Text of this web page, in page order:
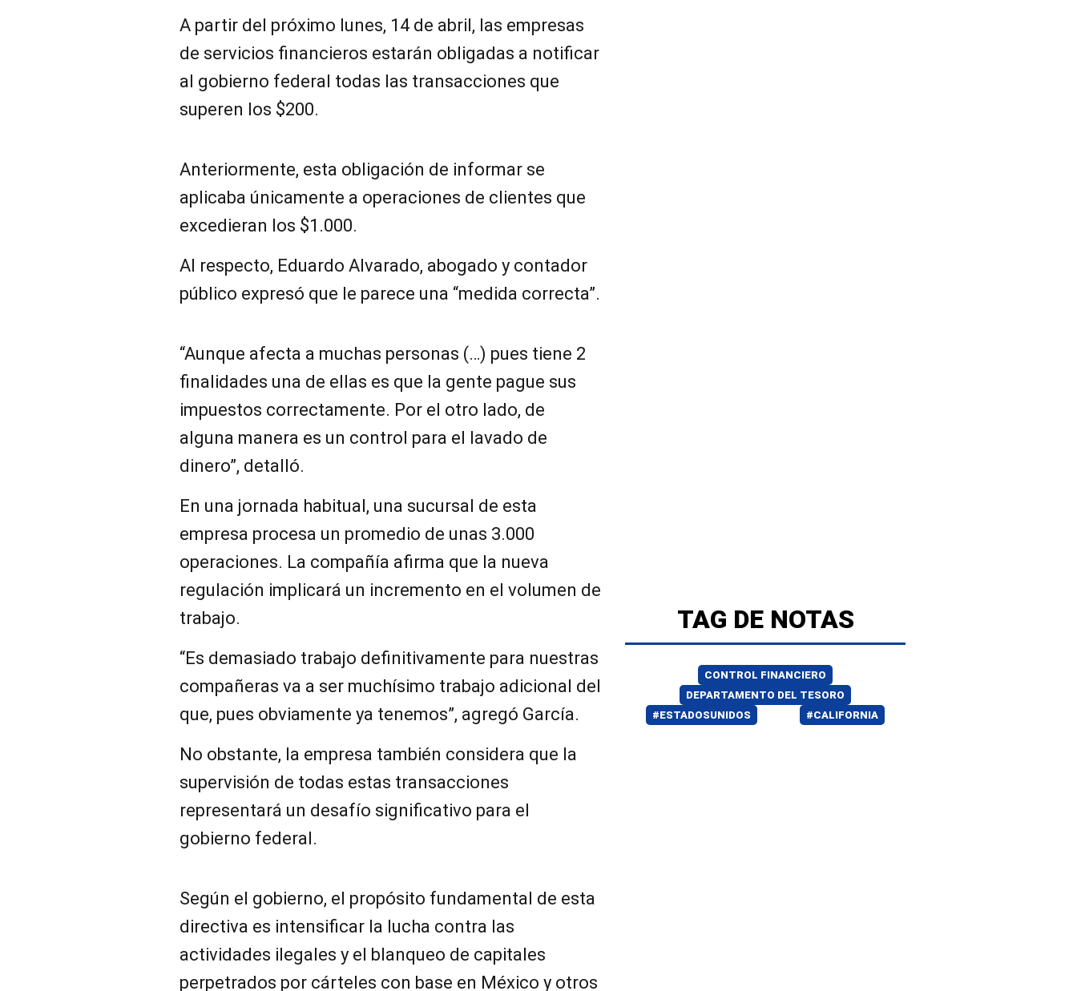
A partir del próximo lunes, 14 de abril, las empresas
de servicios financieros estarán obligadas a notificar
al gobierno federal todas las transacciones que
superen los $200.
Anteriormente, esta obligación de informar se
aplicaba únicamente a operaciones de clientes que
excedieran los $1.000.
Al respecto, Eduardo Alvarado, abogado y contador
público expresó que le parece una “medida correcta”.
“Aunque afecta a muchas personas (…) pues tiene 2
finalidades una de ellas es que la gente pague sus
impuestos correctamente. Por el otro lado, de
alguna manera es un control para el lavado de
dinero”, detalló.
En una jornada habitual, una sucursal de esta
empresa procesa un promedio de unas 3.000
operaciones. La compañía afirma que la nueva
regulación implicará un incremento en el volumen de
trabajo.
“Es demasiado trabajo definitivamente para nuestras
compañeras va a ser muchísimo trabajo adicional del
que, pues obviamente ya tenemos”, agregó García.
No obstante, la empresa también considera que la
supervisión de todas estas transacciones
representará un desafío significativo para el
gobierno federal.
Según el gobierno, el propósito fundamental de esta
directiva es intensificar la lucha contra las
actividades ilegales y el blanqueo de capitales
perpetrados por cárteles con base en México y otros
TAG DE NOTAS
CONTROL FINANCIERO
DEPARTAMENTO DEL TESORO
#ESTADOSUNIDOS
#CALIFORNIA